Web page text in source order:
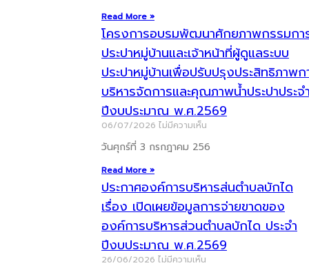
Read More »
โครงการอบรมพัฒนาศักยภาพกรรมกา
ประปาหมู่บ้านและเจ้าหน้าที่ผู้ดูแลระบบ
ประปาหมู่บ้านเพื่อปรับปรุงประสิทธิภาพก
บริหารจัดการและคุณภาพน้ำประปาประจ
ปีงบประมาณ พ.ศ.2569
06/07/2026 ไม่มีความเห็น
วันศุกร์ที่ 3 กรกฎาคม 256
Read More »
ประกาศองค์การบริหารส่นตำบลบักได
เรื่อง เปิดเผยข้อมูลการจ่ายขาดของ
องค์การบริหารส่วนตำบลบักได ประจำ
ปีงบประมาณ พ.ศ.2569
26/06/2026 ไม่มีความเห็น